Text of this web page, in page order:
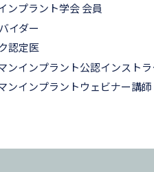
ンプラント学会 会員
イダー
認定医
ンインプラント公認インストラ
ンインプラントウェビナー講師